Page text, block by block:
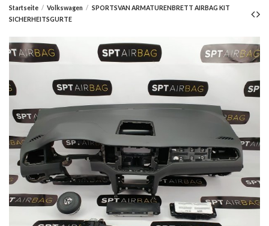
Startseite Volkswagen
SPORTSVAN ARMATURENBRETT AIRBAG KIT
SICHERHEITSGURTE